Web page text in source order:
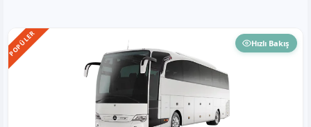
POPÜLER Hızlı Bakış